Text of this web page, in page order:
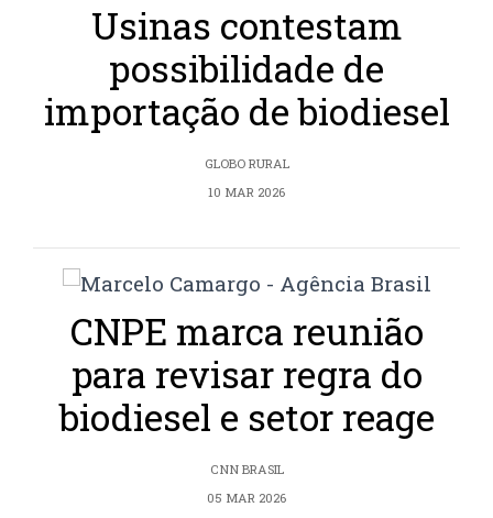
Usinas contestam
possibilidade de
importação de biodiesel
GLOBO RURAL
10 MAR 2026
CNPE marca reunião
para revisar regra do
biodiesel e setor reage
CNN BRASIL
05 MAR 2026